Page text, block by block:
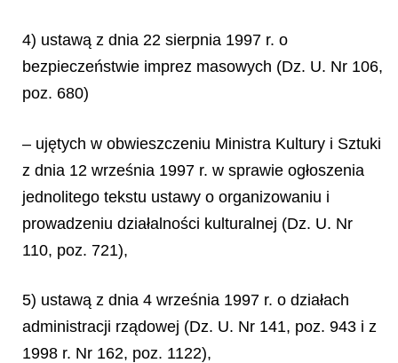
4) ustawą z dnia 22 sierpnia 1997 r. o
bezpieczeństwie imprez masowych (Dz. U. Nr 106,
poz. 680)
– ujętych w obwieszczeniu Ministra Kultury i Sztuki
z dnia 12 września 1997 r. w sprawie ogłoszenia
jednolitego tekstu ustawy o organizowaniu i
prowadzeniu działalności kulturalnej (Dz. U. Nr
110, poz. 721),
5) ustawą z dnia 4 września 1997 r. o działach
administracji rządowej (Dz. U. Nr 141, poz. 943 i z
1998 r. Nr 162, poz. 1122),